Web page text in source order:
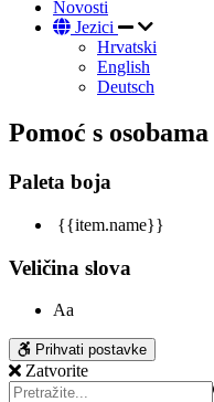
Novosti
Jezici
Hrvatski
English
Deutsch
Pomoć s
Paleta boja
{{item.name}}
Veličina slova
Aa
Prihvati postavke
Zatvorite